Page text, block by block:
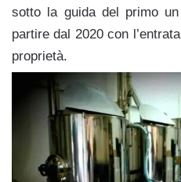
sotto la guida del primo
partire dal 2020 con
proprietà.